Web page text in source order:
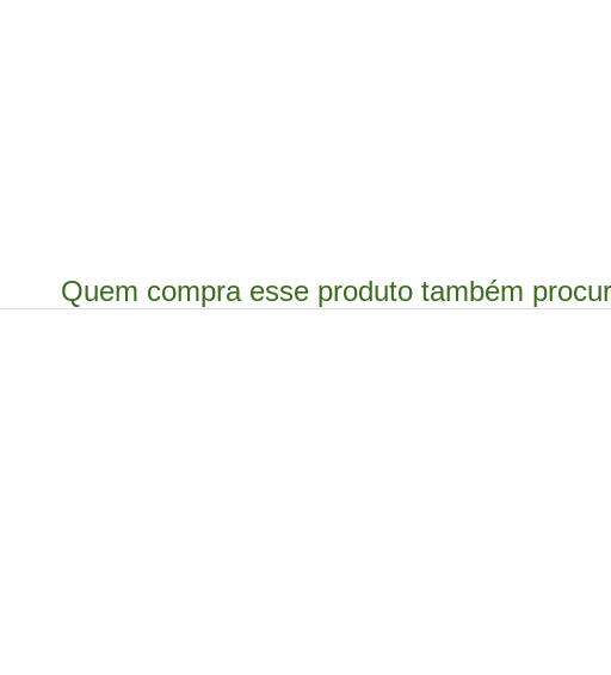
Quem compra esse produto também